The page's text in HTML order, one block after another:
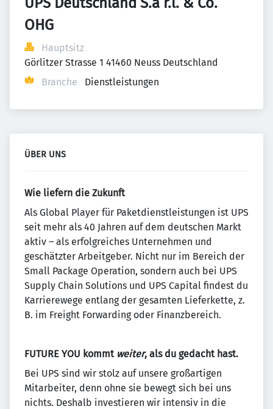
OHG
Hauptsitz
Görlitzer Strasse 1 41460 Neuss Deutschland
Branche
Dienstleistungen
ÜBER UNS
Wie liefern die Zukunft
Als Global Player für Paketdienstleistungen ist UPS
seit mehr als 40 Jahren auf dem deutschen Markt
aktiv – als erfolgreiches Unternehmen und
geschätzter Arbeitgeber. Nicht nur im Bereich der
Small Package Operation, sondern auch bei UPS
Supply Chain Solutions und UPS Capital findest du
Karrierewege entlang der gesamten Lieferkette, z.
B. im Freight Forwarding oder Finanzbereich.
FUTURE YOU kommt weiter, als du gedacht hast.
Bei UPS sind wir stolz auf unsere großartigen
Mitarbeiter, denn ohne sie bewegt sich bei uns
nichts. Deshalb investieren wir intensiv in die